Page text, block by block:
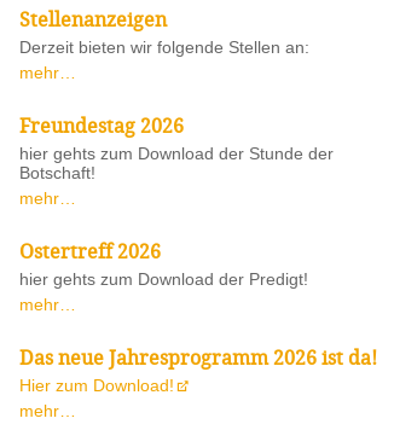
Stellenanzeigen
Derzeit bieten wir folgende Stellen an:
mehr…
Freundestag 2026
hier gehts zum Download der Stunde der
Botschaft!
mehr…
Ostertreff 2026
hier gehts zum Download der Predigt!
mehr…
Das neue Jahresprogramm 2026 ist da!
Hier zum Download!
mehr…